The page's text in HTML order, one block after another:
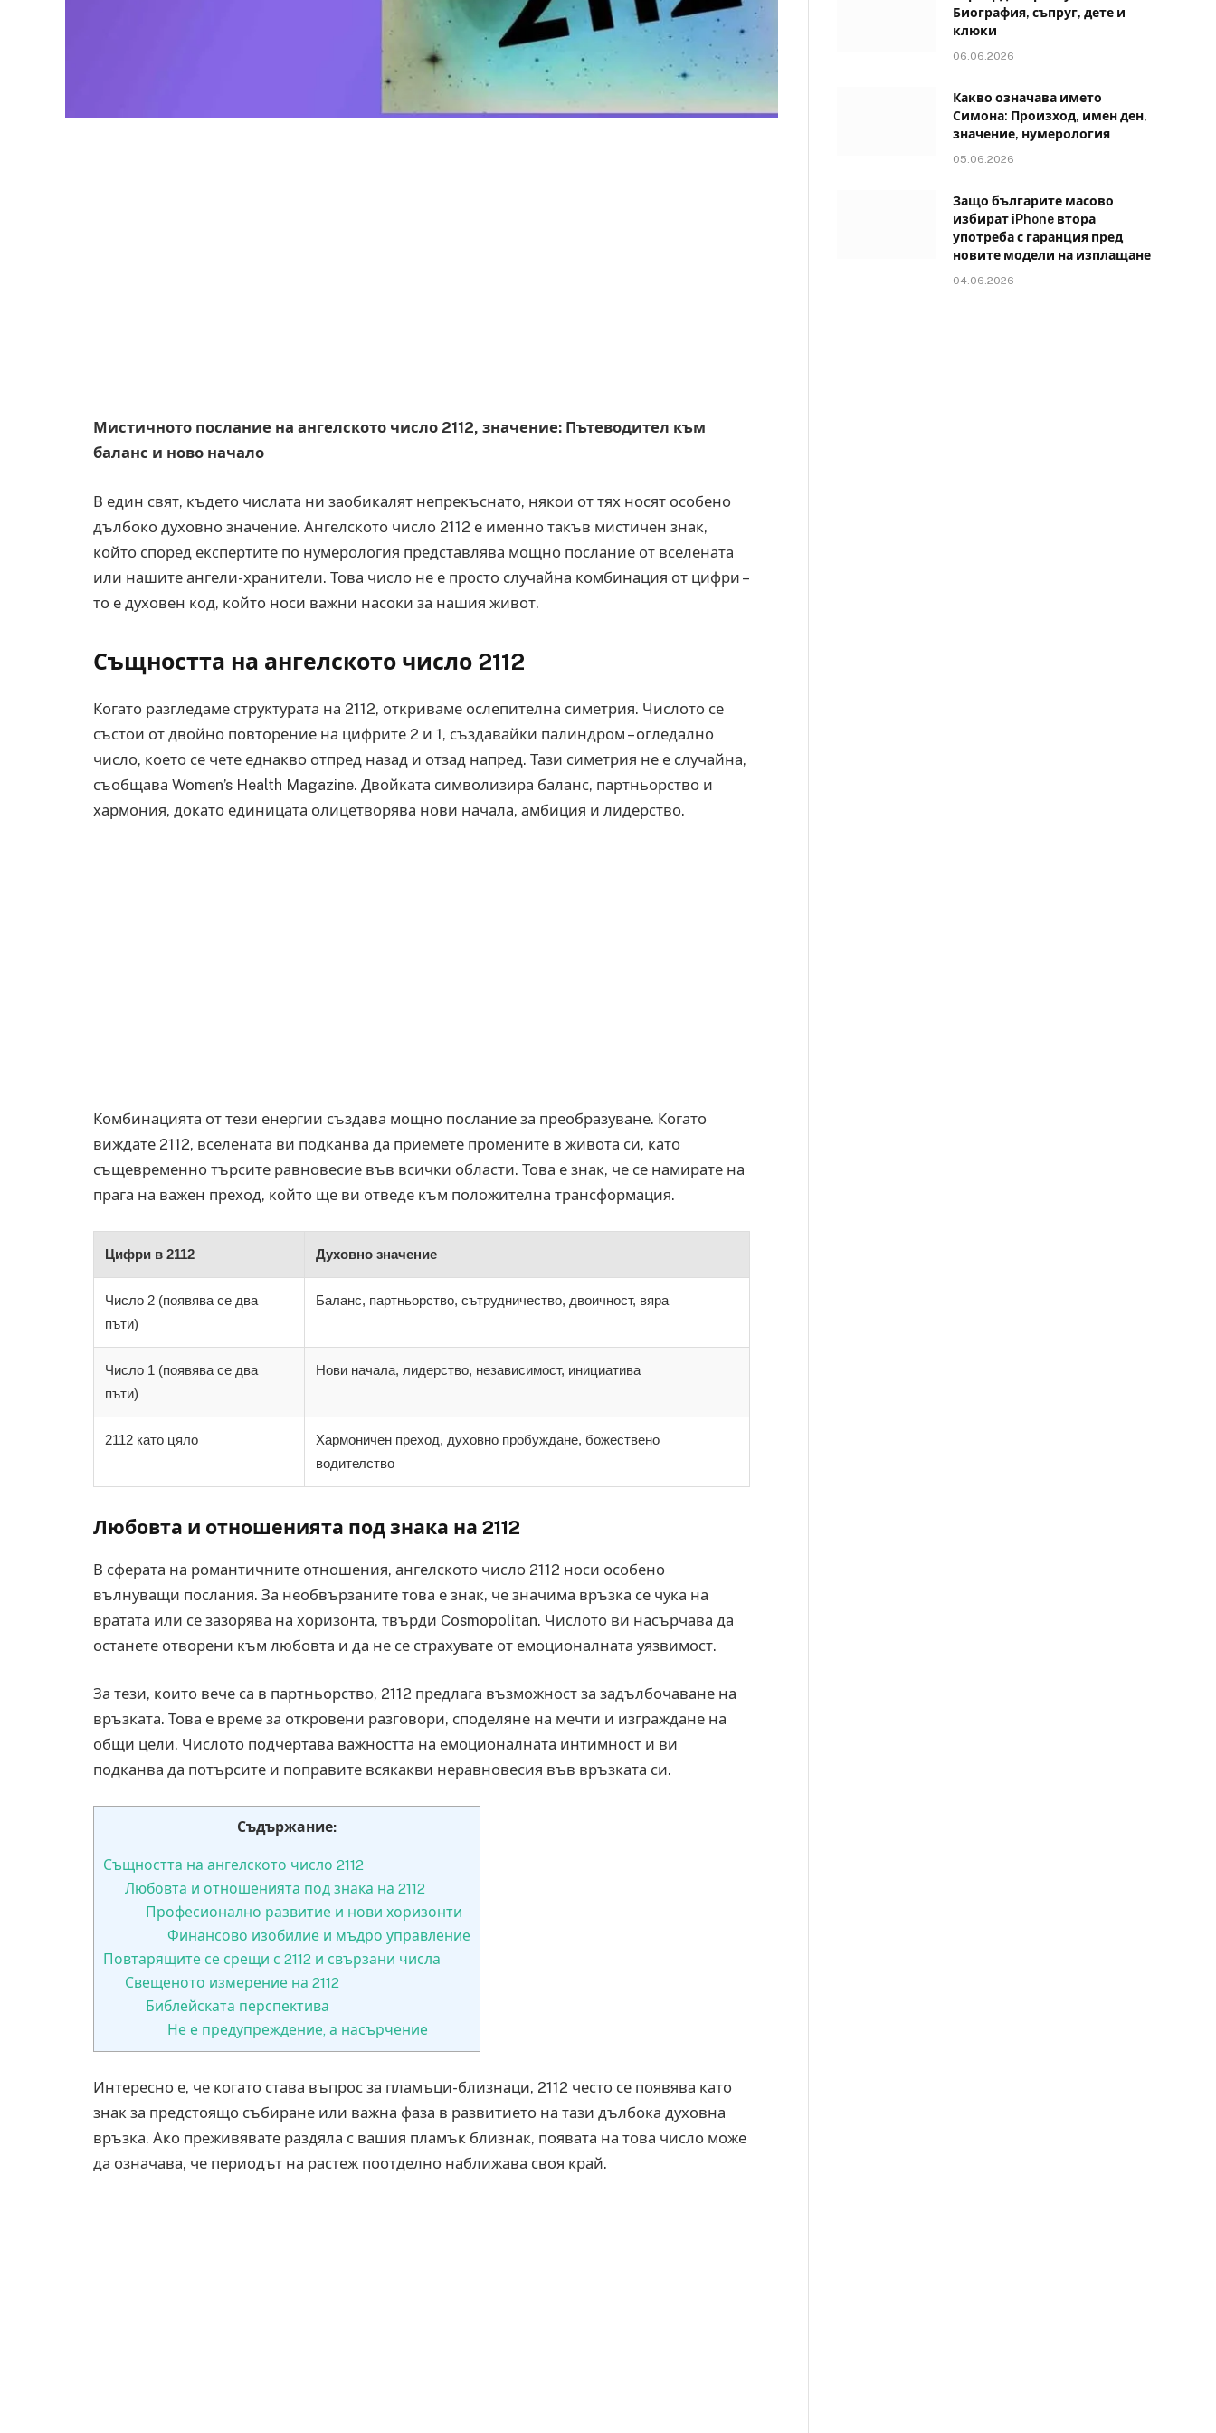
Мистичното послание на ангелското число 2112, значение: Пътеводител към
баланс и ново начало
В един свят, където числата ни заобикалят непрекъснато, някои от тях носят особено
дълбоко духовно значение. Ангелското число 2112 е именно такъв мистичен знак,
който според експертите по нумерология представлява мощно послание от вселената
или нашите ангели-хранители. Това число не е просто случайна комбинация от цифри –
то е духовен код, който носи важни насоки за нашия живот.
Същността на ангелското число 2112
Когато разгледаме структурата на 2112, откриваме ослепителна симетрия. Числото се
състои от двойно повторение на цифрите 2 и 1, създавайки палиндром – огледално
число, което се чете еднакво отпред назад и отзад напред. Тази симетрия не е случайна,
съобщава Women’s Health Magazine. Двойката символизира баланс, партньорство и
хармония, докато единицата олицетворява нови начала, амбиция и лидерство.
Комбинацията от тези енергии създава мощно послание за преобразуване. Когато
виждате 2112, вселената ви подканва да приемете промените в живота си, като
същевременно търсите равновесие във всички области. Това е знак, че се намирате на
прага на важен преход, който ще ви отведе към положителна трансформация.
Цифри в 2112 Духовно значение
Число 2 (появява се два
пъти)
Баланс, партньорство, сътрудничество, двоичност, вяра
Число 1 (появява се два
пъти)
Нови начала, лидерство, независимост, инициатива
2112 като цяло
Хармоничен преход, духовно пробуждане, божествено
водителство
Любовта и отношенията под знака на 2112
В сферата на романтичните отношения, ангелското число 2112 носи особено
вълнуващи послания. За необвързаните това е знак, че значима връзка се чука на
вратата или се зазорява на хоризонта, твърди Cosmopolitan. Числото ви насърчава да
останете отворени към любовта и да не се страхувате от емоционалната уязвимост.
За тези, които вече са в партньорство, 2112 предлага възможност за задълбочаване на
връзката. Това е време за откровени разговори, споделяне на мечти и изграждане на
общи цели. Числото подчертава важността на емоционалната интимност и ви
подканва да потърсите и поправите всякакви неравновесия във връзката си.
Съдържание:
Същността на ангелското число 2112
Любовта и отношенията под знака на 2112
Професионално развитие и нови хоризонти
Финансово изобилие и мъдро управление
Повтарящите се срещи с 2112 и свързани числа
Свещеното измерение на 2112
Библейската перспектива
Не е предупреждение, а насърчение
Интересно е, че когато става въпрос за пламъци-близнаци, 2112 често се появява като
знак за предстоящо събиране или важна фаза в развитието на тази дълбока духовна
връзка. Ако преживявате раздяла с вашия пламък близнак, появата на това число може
да означава, че периодът на растеж поотделно наближава своя край.
Биография, съпруг, дете и
клюки
06.06.2026
Какво означава името
Симона: Произход, имен ден,
значение, нумерология
05.06.2026
Защо българите масово
избират iPhone втора
употреба с гаранция пред
новите модели на изплащане
04.06.2026